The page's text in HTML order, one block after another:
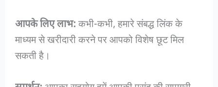
आपके लिए लाभ:कभी-कभी, हमारे संबद्ध लिंक के
माध्यम से खरीदारी करने पर आपको विशेष छूट मिल
सकती है।